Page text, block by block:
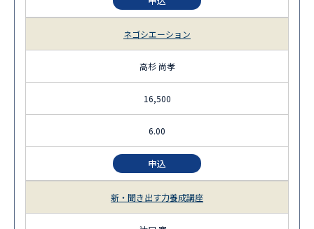
ネゴシエーション
高杉 尚孝
16,500
6.00
申込
新・聞き出す力養成講座